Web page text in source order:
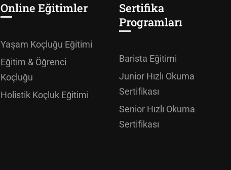
Online Eğitimler
Yaşam Koçluğu Eğitimi
Eğitim & Öğrenci
Koçluğu
Holistik Koçluk Eğitimi
Sertifika
Programları
Barista Eğitimi
Junior Hızlı Okuma
Sertifikası
Senior Hızlı Okuma
Sertifikası